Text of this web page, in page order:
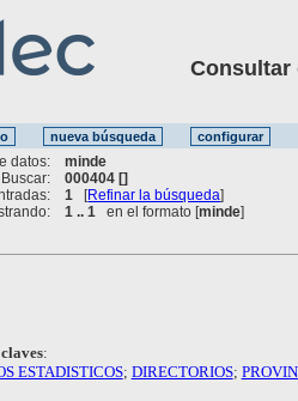
Consultar
datos:
minde
Buscar:
000404 []
1 [Refinar la búsqueda]
1 .. 1 en el formato [minde]
:
ESTADISTICOS; DIRECTORIOS;